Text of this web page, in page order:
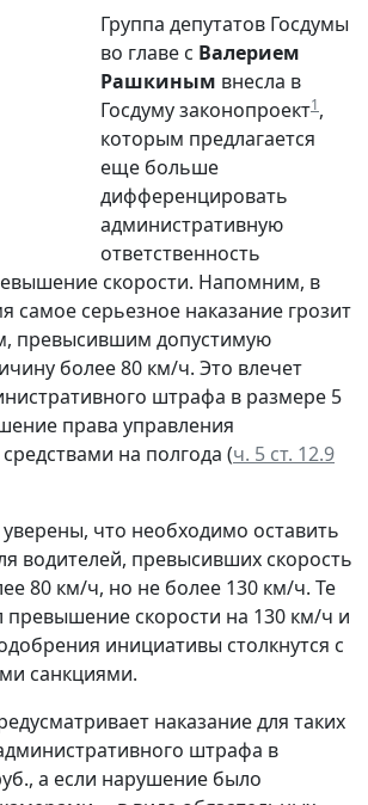
Группа депутатов Госдумы
во главе с Валерием
Рашкиным внесла в
Госдуму законопроект1,
которым предлагается
еще больше
дифференцировать
административную
ответственность
скорости. Напомним, в
самое серьезное наказание грозит
превысившим допустимую
более 80 км/ч. Это влечет
штрафа в размере 5
права управления
на полгода (ч. 5 ст. 12.9
что необходимо оставить
водителей, превысивших скорость
80 км/ч, но не более 130 км/ч. Те
превышение скорости на 130 км/ч и
инициативы столкнутся с
санкциями.
наказание для таких
штрафа в
а если нарушение было